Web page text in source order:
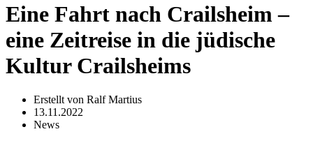
Eine Fahrt nach Crailsheim –
eine Zeitreise in die jüdische
Kultur Crailsheims
Erstellt von Ralf Martius
13.11.2022
News